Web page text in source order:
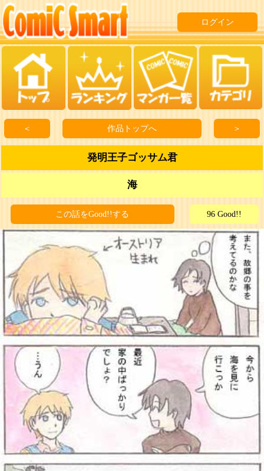
ログイン
＜ 作品トップへ ＞
発明王子ゴッサム君
海
この話をGood!!する 96 Good!!